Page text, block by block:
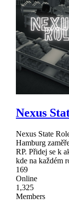
Nexus
Nexus State
Hamburg
RP. Přidej se k
kde na každém
169
Online
1,325
Members